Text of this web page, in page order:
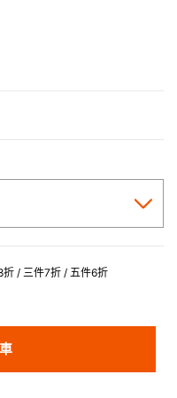
/ 三件7折 / 五件6折